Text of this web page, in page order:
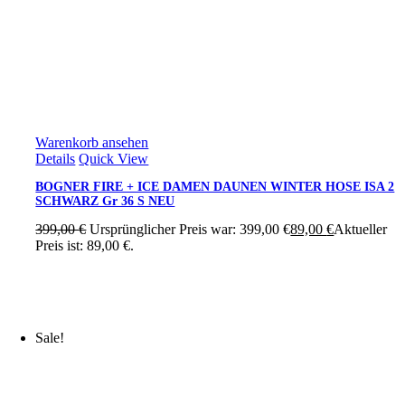
Warenkorb ansehen
Details Quick View
BOGNER FIRE + ICE DAMEN DAUNEN WINTER HOSE ISA 2
SCHWARZ Gr 36 S NEU
399,00€ Ursprünglicher Preis war: 399,00 €89,00€Aktueller
Preis ist: 89,00 €.
Sale!